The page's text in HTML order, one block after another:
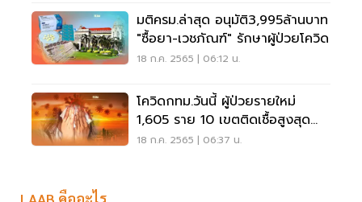
มติครม.ล่าสุด อนุมัติ3,995ล้านบาท
"ซื้อยา-เวชภัณฑ์" รักษาผู้ป่วยโควิด
18 ก.ค. 2565 | 06:12 น.
โควิดกทม.วันนี้ ผู้ป่วยรายใหม่
1,605 ราย 10 เขตติดเชื้อสูงสุด
อันดับ 1 บางแค
18 ก.ค. 2565 | 06:37 น.